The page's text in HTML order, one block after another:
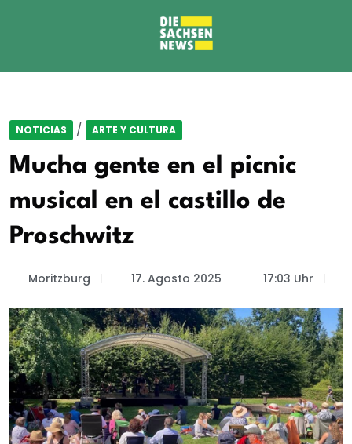
NOTICIAS / ARTE Y CULTURA
Mucha gente en el picnic
musical en el castillo de
Proschwitz
Moritzburg 17. Agosto 2025 17:03 Uhr